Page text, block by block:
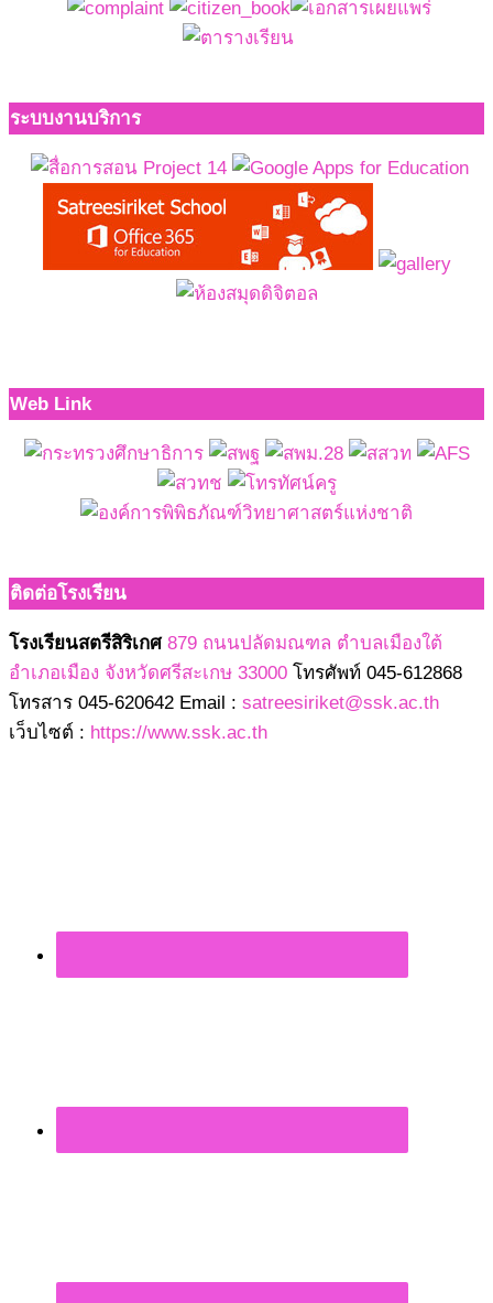
ระบบงานบริการ
Web Link
ติดต่อโรงเรียน
โรงเรียนสตรีสิริเกศ 879 ถนนปลัดมณฑล ตำบลเมืองใต้
อำเภอเมือง จังหวัดศรีสะเกษ 33000 โทรศัพท์ 045-612868
โทรสาร 045-620642 Email : satreesiriket@ssk.ac.th
เว็บไซต์ : https://www.ssk.ac.th